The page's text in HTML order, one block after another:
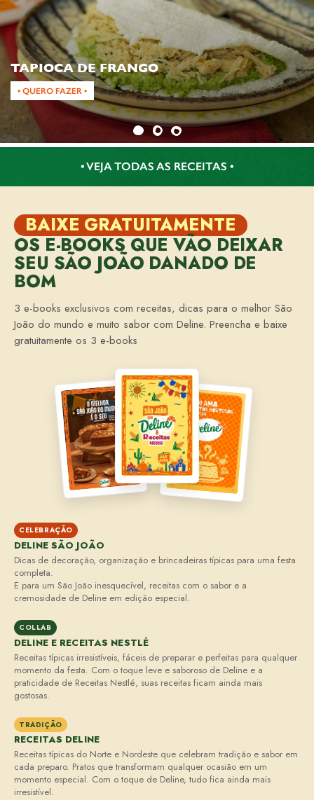
TAPIOCA DE FRANGO
• QUERO FAZER •
• VEJA TODAS AS RECEITAS •
BAIXE GRATUITAMENTE
OS E-BOOKS QUE VÃO DEIXAR
SEU SÃO JOÃO DANADO DE
BOM
3 e-books exclusivos com receitas, dicas para o melhor São
João do mundo e muito sabor com Deline. Preencha e baixe
gratuitamente os 3 e-books
CELEBRAÇÃO
DELINE SÃO JOÃO
Dicas de decoração, organização e brincadeiras típicas para uma festa
completa.
E para um São João inesquecível, receitas com o sabor e a
cremosidade de Deline em edição especial.
COLLAB
DELINE E RECEITAS NESTLÉ
Receitas típicas irresistíveis, fáceis de preparar e perfeitas para qualquer
momento da festa. Com o toque leve e saboroso de Deline e a
praticidade de Receitas Nestlé, suas receitas ficam ainda mais
gostosas.
TRADIÇÃO
RECEITAS DELINE
Receitas típicas do Norte e Nordeste que celebram tradição e sabor em
cada preparo. Pratos que transformam qualquer ocasião em um
momento especial. Com o toque de Deline, tudo fica ainda mais
irresistível.